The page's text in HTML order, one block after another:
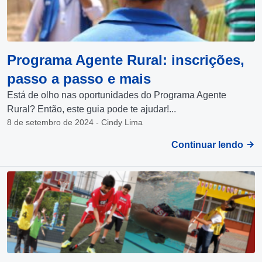
Programa Agente Rural: inscrições,
passo a passo e mais
Está de olho nas oportunidades do Programa Agente
Rural? Então, este guia pode te ajudar!...
8 de setembro de 2024 - Cindy Lima
Continuar lendo